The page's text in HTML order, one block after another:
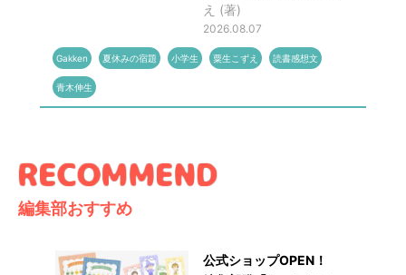
え (著)
2026.08.07
Gakken 夏休みの宿題 小学生 粟生こずえ 読書感想文
青木伸生
編集部おすすめ
公式ショップOPEN！